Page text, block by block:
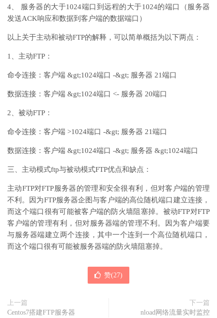
4、 服务器的大于1024端口到远程的大于1024的端口（服务器
发送ACK响应和数据到客户端的数据端口）
以上关于主动和被动FTP的解释，可以简单概括为以下两点：
1、主动FTP：
命令连接：客户端 &gt;1024端口 -&gt; 服务器 21端口
数据连接：客户端 &gt;1024端口 <- 服务器 20端口
2、被动FTP：
命令连接：客户端 >1024端口 -&gt; 服务器 21端口
数据连接：客户端 &gt;1024端口 -&gt; 服务器 &gt;1024端口
三、主动模式ftp与被动模式FTP优点和缺点：
主动FTP对FTP服务器的管理和安全很有利，但对客户端的管理
不利。因为FTP服务器企图与客户端的高位随机端口建立连接，
而这个端口很有可能被客户端的防火墙阻塞掉。被动FTP对FTP
客户端的管理有利，但对服务器端的管理不利。因为客户端要
与服务器端建立两个连接，其中一个连到一个高位随机端口，
而这个端口很有可能被服务器端的防火墙阻塞掉。
赞(27)
上一篇
Centos7搭建FTP服务器
下一篇
nload网络流量实时监控